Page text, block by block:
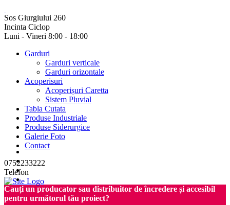
Sos Giurgiului 260
Incinta Ciclop
Luni - Vineri 8:00 - 18:00
Garduri
Garduri verticale
Garduri orizontale
Acoperisuri
Acoperișuri Caretta
Sistem Pluvial
Tabla Cutata
Produse Industriale
Produse Siderurgice
Galerie Foto
Contact
0752233222
Telefon
Cauți un producator sau distribuitor de încredere și accesibil
pentru următorul tău proiect?